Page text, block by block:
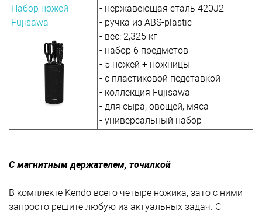
Набор ножей
Fujisawa
- нержавеющая сталь 420J2
- ручка из ABS-plastic
- вес: 2,325 кг
- набор 6 предметов
- 5 ножей + ножницы
- с пластиковой подставкой
- коллекция Fujisawa
- для сыра, овощей, мяса
- универсальный набор
С магнитным держателем, точилкой
В комплекте Kendo всего четыре ножика, зато с ними
запросто решите любую из актуальных задач. С